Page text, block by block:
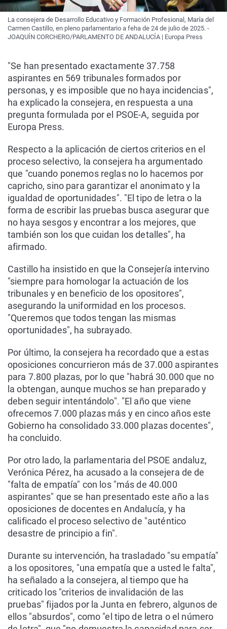
La consejera de Desarrollo Educativo y Formación Profesional, María del
Carmen Castillo, en pleno parlamentario a feha de 24 de julio de 2025. -
JOAQUÍN CORCHERO/PARLAMENTO DE ANDALUCÍA | Europa Press
"Se han presentado exactamente 37.758
aspirantes en 569 tribunales formados por
personas, y es imposible que no haya incidencias",
ha explicado la consejera, en respuesta a una
pregunta formulada por el PSOE-A, seguida por
Europa Press.
Respecto a la aplicación de ciertos criterios en el
proceso selectivo, la consejera ha argumentado
que "cuando ponemos reglas no lo hacemos por
capricho, sino para garantizar el anonimato y la
igualdad de oportunidades". "El tipo de letra o la
forma de escribir las pruebas busca asegurar que
no haya sesgos y encontrar a los mejores, que
también son los que cuidan los detalles", ha
afirmado.
Castillo ha insistido en que la Consejería intervino
"siempre para homologar la actuación de los
tribunales y en beneficio de los opositores",
asegurando la uniformidad en los procesos.
"Queremos que todos tengan las mismas
oportunidades", ha subrayado.
Por último, la consejera ha recordado que a estas
oposiciones concurrieron más de 37.000 aspirantes
para 7.800 plazas, por lo que "habrá 30.000 que no
la obtengan, aunque muchos se han preparado y
deben seguir intentándolo". "El año que viene
ofrecemos 7.000 plazas más y en cinco años este
Gobierno ha consolidado 33.000 plazas docentes",
ha concluido.
Por otro lado, la parlamentaria del PSOE andaluz,
Verónica Pérez, ha acusado a la consejera de de
"falta de empatía" con los "más de 40.000
aspirantes" que se han presentado este año a las
oposiciones de docentes en Andalucía, y ha
calificado el proceso selectivo de "auténtico
desastre de principio a fin".
Durante su intervención, ha trasladado "su empatía"
a los opositores, "una empatía que a usted le falta",
ha señalado a la consejera, al tiempo que ha
criticado los "criterios de invalidación de las
pruebas" fijados por la Junta en febrero, algunos de
ellos "absurdos", como "el tipo de letra o el número